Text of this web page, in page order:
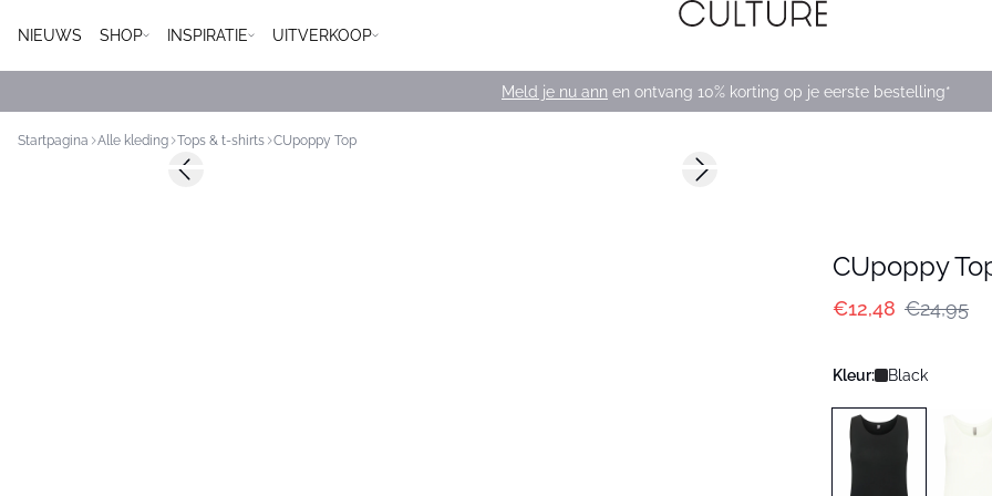
NIEUWS SHOP INSPIRATIE UITVERKOOP
Meld je nu ann en ontvang 10% korting op je eerste bestelling*
Startpagina Alle kleding Tops & t-shirts CUpoppy Top
-50%Previous slide Next slide
CUpoppy
€12,48 €24,95
Kleur: Black